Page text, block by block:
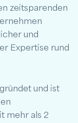
zeitsparenden
und
Expertise rund
und ist
mehr als 2